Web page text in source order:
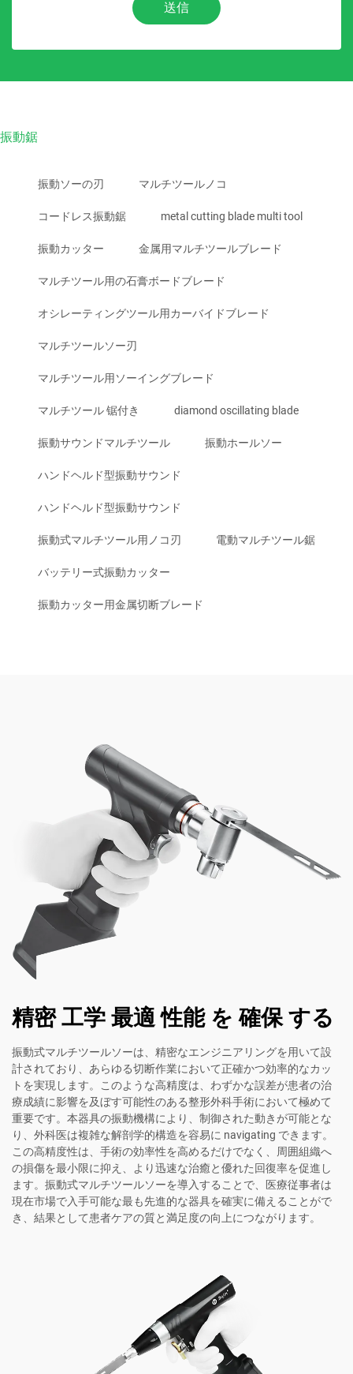
送信
振動鋸
振動ソーの刃 マルチツールノコ
コードレス振動鋸 metal cutting blade multi tool
振動カッター 金属用マルチツールブレード
マルチツール用の石膏ボードブレード
オシレーティングツール用カーバイドブレード
マルチツールソー刃
マルチツール用ソーイングブレード
マルチツール 锯付き diamond oscillating blade
振動サウンドマルチツール 振動ホールソー
ハンドヘルド型振動サウンド
ハンドヘルド型振動サウンド
振動式マルチツール用ノコ刃 電動マルチツール鋸
バッテリー式振動カッター
振動カッター用金属切断ブレード
精密 工学 最適 性能 を 確保 する
振動式マルチツールソーは、精密なエンジニアリングを用いて設
計されており、あらゆる切断作業において正確かつ効率的なカッ
トを実現します。このような高精度は、わずかな誤差が患者の治
療成績に影響を及ぼす可能性のある整形外科手術において極めて
重要です。本器具の振動機構により、制御された動きが可能とな
り、外科医は複雑な解剖学的構造を容易に navigating できます。
この高精度性は、手術の効率性を高めるだけでなく、周囲組織へ
の損傷を最小限に抑え、より迅速な治癒と優れた回復率を促進し
ます。振動式マルチツールソーを導入することで、医療従事者は
現在市場で入手可能な最も先進的な器具を確実に備えることがで
き、結果として患者ケアの質と満足度の向上につながります。